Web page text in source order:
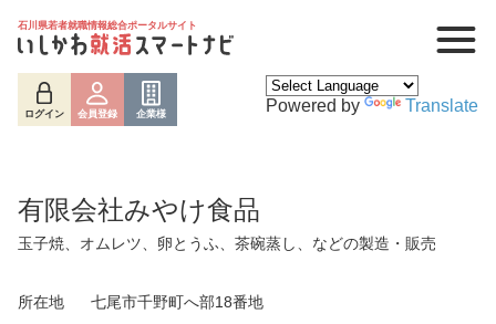
石川県若者就職情報総合ポータルサイト
ログイン 会員登録 企業様 Powered by Translate
有限会社みやけ食品
玉子焼、オムレツ、卵とうふ、茶碗蒸し、などの製造・販売
所在地
七尾市千野町へ部18番地